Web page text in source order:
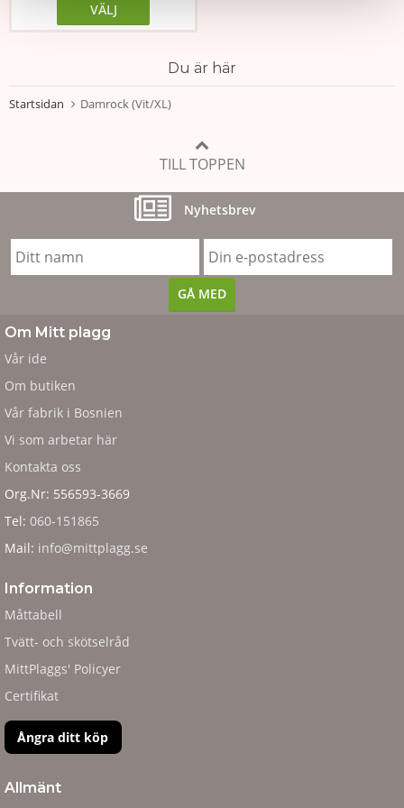
VÄLJ
Du är här
Startsidan Damrock (Vit/XL)
TILL TOPPEN
Nyhetsbrev
Om Mitt plagg
Vår ide
Om butiken
Vår fabrik i Bosnien
Vi som arbetar här
Kontakta oss
Org.Nr: 556593-3669
Tel: 060-151865
Mail: info@mittplagg.se
Information
Måttabell
Tvätt- och skötselråd
MittPlaggs' Policyer
Certifikat
Ångra ditt köp
Allmänt